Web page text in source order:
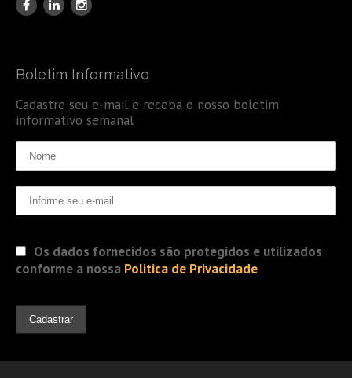
Boletim Informativo
Cadastre seu e-mail e receba o nosso boletim
informativo semanal
Os dados fornecidos são protegidos e utilizados
conforme a nossa Politica de Privacidade